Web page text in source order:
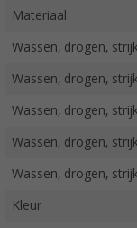
Materiaal
Wassen, drogen,
Wassen, drogen,
Wassen, drogen,
Wassen, drogen,
Wassen, drogen,
Kleur